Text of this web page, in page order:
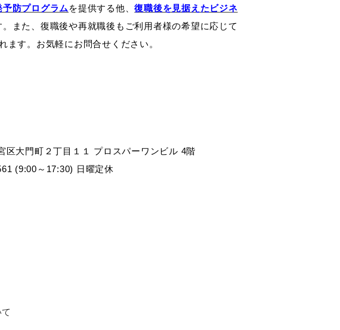
予防プログラム を提供する他、復職後を見据えたビジネ
。また、復職後や再就職後もご利用者様の希望に応じて
ます。お気軽にお問合せください。
大門町２丁目１１ プロスパーワンビル 4階
(9:00～17:30) 日曜定休